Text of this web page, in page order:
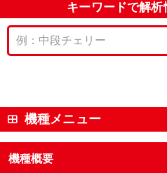
キーワードで解
機種メニュー
機種概要